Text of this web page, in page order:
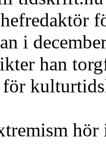
i
han
för
hör